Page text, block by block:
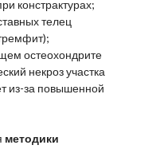
констрактурах;
телец
остеохондрите
некроз участка
из-за повышенной
методики